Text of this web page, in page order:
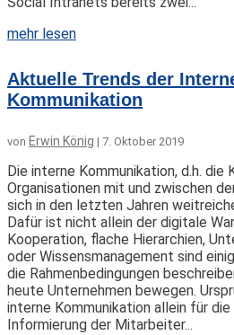
mehr lesen
Aktuelle Trends der
Kommunikation
von Erwin König | 7. Oktober 2019
Die interne Kommunikation, d.h. die
Organisationen mit und zwischen
sich in den letzten Jahren
Dafür ist nicht allein der digitale
Kooperation, flache Hierarchien,
oder Wissensmanagement sind
die Rahmenbedingungen
heute Unternehmen bewegen.
interne Kommunikation allein für
Informierung der Mitarbeiter...